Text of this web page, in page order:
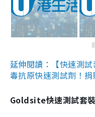
延伸閱讀：【快速測
毒抗原快速測試劑！
Goldsite快速測試套裝